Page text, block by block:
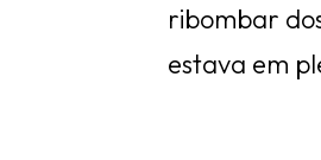
ribombar
estava em